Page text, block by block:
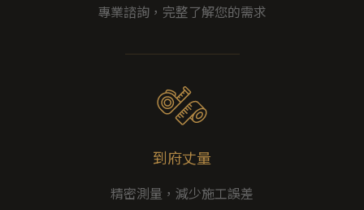
專業諮詢，完整了解您的需求
到府丈量
精密測量，減少施工誤差